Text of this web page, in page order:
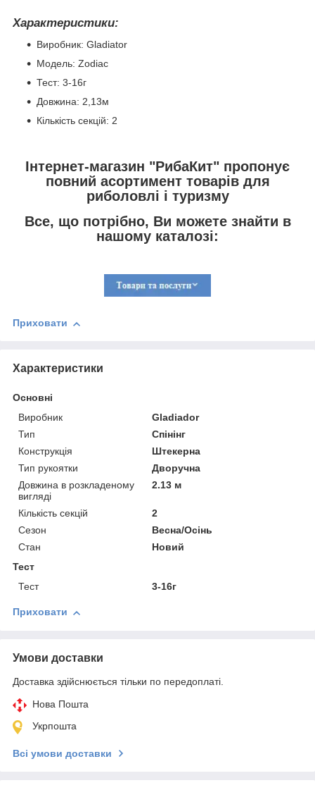
Характеристики:
Виробник: Gladiator
Модель: Zodiac
Тест: 3-16г
Довжина: 2,13м
Кількість секцій: 2
Інтернет-магазин "РибаКит" пропонує
повний асортимент товарів для
риболовлі і туризму
Все, що потрібно, Ви можете знайти в
нашому каталозі:
Приховати
Характеристики
Основні
Виробник
Gladiador
Тип
Спінінг
Конструкція
Штекерна
Тип рукоятки
Дворучна
Довжина в розкладеному
вигляді
2.13 м
Кількість секцій
2
Сезон
Весна/Осінь
Стан
Новий
Тест
Тест
3-16г
Приховати
Умови доставки
Доставка здійснюється тільки по передоплаті.
Нова Пошта
Укрпошта
Всі умови доставки